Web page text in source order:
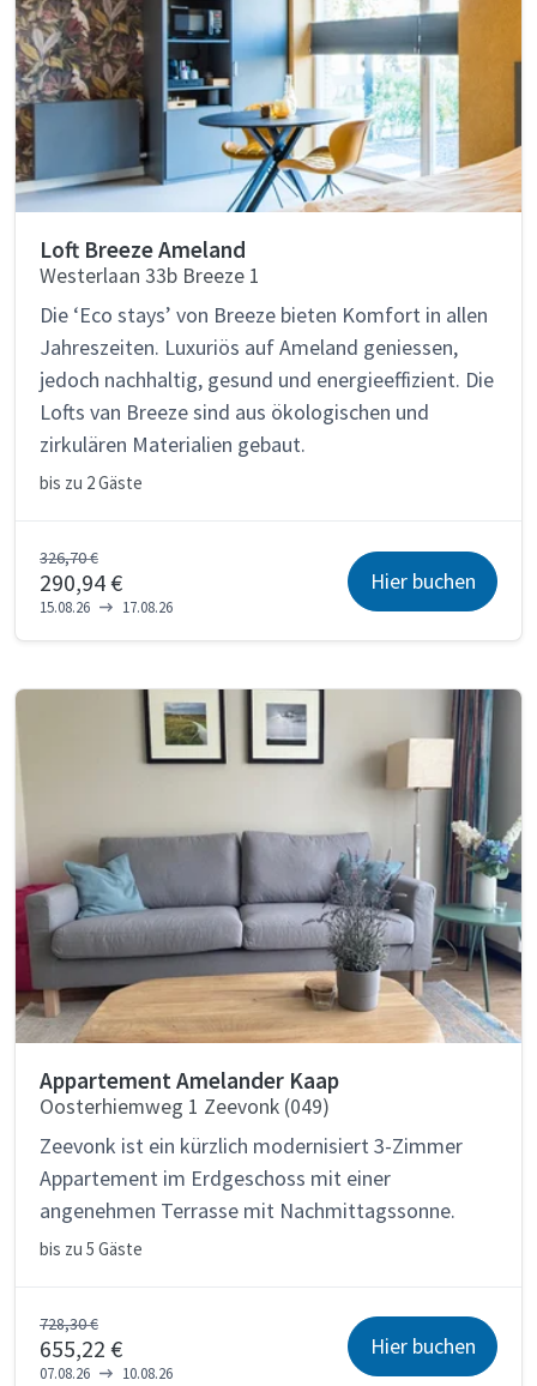
Loft Breeze Ameland
Westerlaan 33b Breeze 1
Die ‘Eco stays’ von Breeze bieten Komfort in allen
Jahreszeiten. Luxuriös auf Ameland geniessen,
jedoch nachhaltig, gesund und energieeffizient. Die
Lofts van Breeze sind aus ökologischen und
zirkulären Materialien gebaut.
bis zu 2 Gäste
326,70 €
290,94 €
15.08.26 17.08.26
Hier buchen
Appartement Amelander Kaap
Oosterhiemweg 1 Zeevonk (049)
Zeevonk ist ein kürzlich modernisiert 3-Zimmer
Appartement im Erdgeschoss mit einer
angenehmen Terrasse mit Nachmittagssonne.
bis zu 5 Gäste
728,30 €
655,22 €
07.08.26 10.08.26
Hier buchen